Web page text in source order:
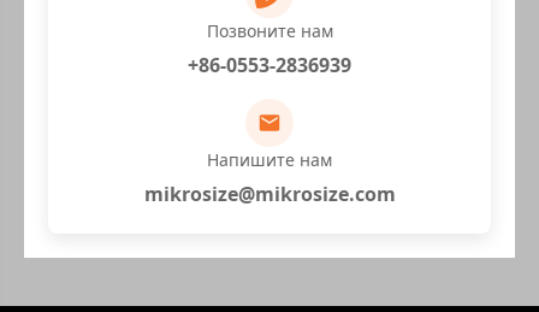
Позвоните нам
+86-0553-2836939
Напишите нам
mikrosize@mikrosize.com